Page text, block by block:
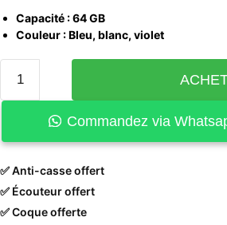
Capacité : 64 GB
Couleur : Bleu, blanc, violet
Commandez via
✅ Anti-casse offert
✅ Écouteur offert
✅ Coque offerte